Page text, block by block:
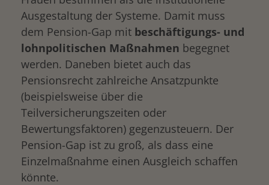
Ausgestaltung der Systeme. Damit muss
dem Pension-Gap mit beschäftigungs- und
lohnpolitischen Maßnahmen begegnet
werden. Daneben bietet auch das
Pensionsrecht zahlreiche Ansatzpunkte
(beispielsweise über die
Teilversicherungszeiten oder
Bewertungsfaktoren) gegenzusteuern. Der
Pension-Gap ist zu groß, als dass eine
Einzelmaßnahme einen Ausgleich schaffen
könnte.